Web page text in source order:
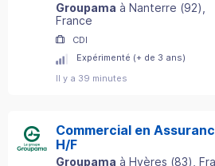
Groupama à Nanterre (92)
France
CDI
Expérimenté (+ de 3 ans)
Il y a 39 minutes
Commercial en
H/F
Groupama à Hyères (83) ,